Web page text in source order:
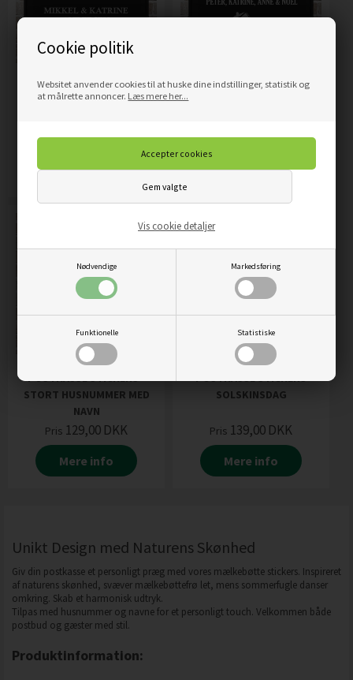
Cookie politik
Websitet anvender cookies til at huske dine indstillinger, statistik og
at målrette annoncer. Læs mere her...
Nødvendige Markedsføring
Funktionelle Statistiske
Vis cookie detaljer
NAVNE STICKERS TIL
POSTKASSE MED SMÅ
Pris139,00DKK
Mere info
POSTKASSE STICKER HUS
Pris149,00DKK
Mere info
POSTKASSE STICKERS -
STORT HUSNUMMER MED
NAVN
Pris 129,00 DKK
Mere info
POSTKASSE STICKERS
SOLSKINSDAG
Pris 139,00 DKK
Mere info
Unikt Design med Naturens Skønhed
Giv din postkasse et personligt præg med vores mælkebøtte stickers. Inspireret
af naturens skønhed, svæver mælkebøttefrø let, mens sommerfugle danser
omkring. Skab et harmonisk udtryk.
Tilpas med husnummer og navne for et personligt touch. Velkommen både
postbud og gæster med stil.
Produktinformation: